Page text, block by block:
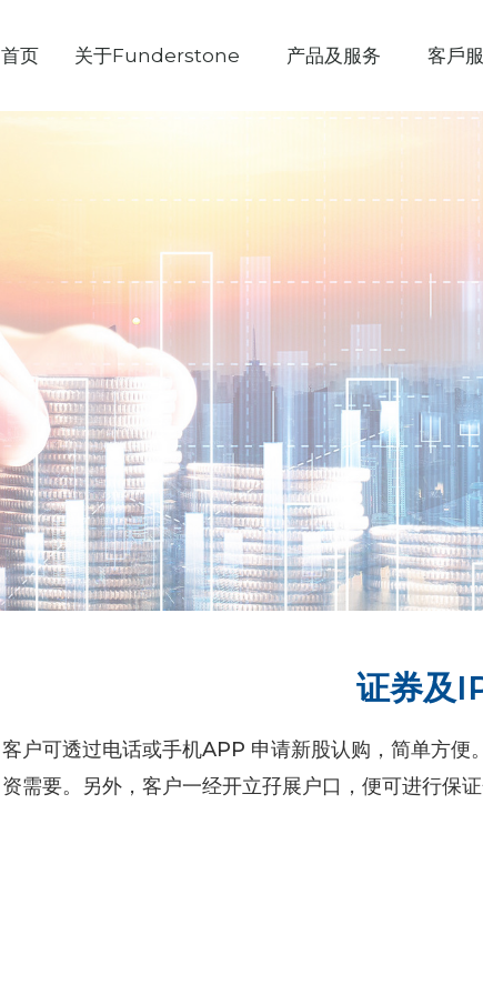
首页 关于Funderstone 产品及服务 客戶
证券及
客户可透过电话或手机APP 申请新股认购，简单方
资需要。另外，客户一经开立孖展户口，便可进行保证